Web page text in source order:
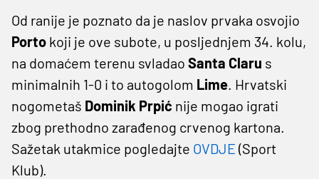
Od ranije je poznato da je naslov prvaka osvojio
Porto koji je ove subote, u posljednjem 34. kolu,
na domaćem terenu svladao Santa Claru s
minimalnih 1-0 i to autogolom Lime. Hrvatski
nogometaš Dominik Prpić nije mogao igrati
zbog prethodno zarađenog crvenog kartona.
Sažetak utakmice pogledajte OVDJE (Sport
Klub).